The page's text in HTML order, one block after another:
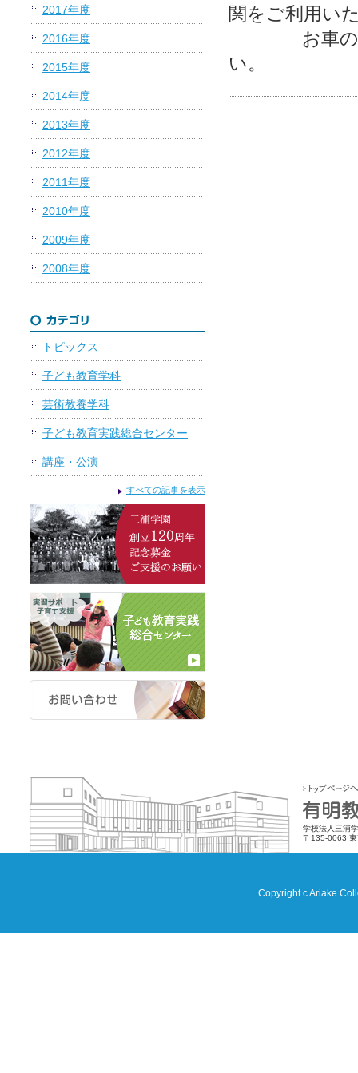
2017年度
2016年度
2015年度
2014年度
2013年度
2012年度
2011年度
2010年度
2009年度
2008年度
トピックス
子ども教育学科
芸術教養学科
子ども教育実践総合センター
講座・公演
すべての記事を表示
関をご利用い
お車の際は
い。
学校法人三浦
〒135-0063